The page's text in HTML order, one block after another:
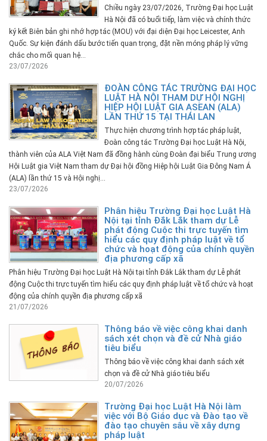
Chiều ngày 23/07/2026, Trường Đại học Luật
Hà Nội đã có buổi tiếp, làm việc và chính thức
ký kết Biên bản ghi nhớ hợp tác (MOU) với đại diện Đại học Leicester, Anh
Quốc. Sự kiện đánh dấu bước tiến quan trọng, đặt nền móng pháp lý vững
chắc cho mối quan hệ...
23/07/2026
ĐOÀN CÔNG TÁC TRƯỜNG ĐẠI HỌC
LUẬT HÀ NỘI THAM DỰ HỘI NGHỊ
HIỆP HỘI LUẬT GIA ASEAN (ALA)
LẦN THỨ 15 TẠI THÁI LAN
Thực hiện chương trình hợp tác pháp luật,
Đoàn công tác Trường Đại học Luật Hà Nội,
thành viên của ALA Việt Nam đã đồng hành cùng Đoàn đại biểu Trung ương
Hội Luật gia Việt Nam tham dự Đại hội đồng Hiệp hội Luật Gia Đông Nam Á
(ALA) lần thứ 15 và Hội nghị...
23/07/2026
Phân hiệu Trường Đại học Luật Hà
Nội tại tỉnh Đắk Lắk tham dự Lễ
phát động Cuộc thi trực tuyến tìm
hiểu các quy định pháp luật về tổ
chức và hoạt động của chính quyền
địa phương cấp xã
Phân hiệu Trường Đại học Luật Hà Nội tại tỉnh Đắk Lắk tham dự Lễ phát
động Cuộc thi trực tuyến tìm hiểu các quy định pháp luật về tổ chức và hoạt
động của chính quyền địa phương cấp xã
21/07/2026
Thông báo về việc công khai danh
sách xét chọn và đề cử Nhà giáo
tiêu biểu
Thông báo về việc công khai danh sách xét
chọn và đề cử Nhà giáo tiêu biểu
20/07/2026
Trường Đại học Luật Hà Nội làm
việc với Bộ Giáo dục và Đào tạo về
đào tạo chuyên sâu về xây dựng
pháp luật